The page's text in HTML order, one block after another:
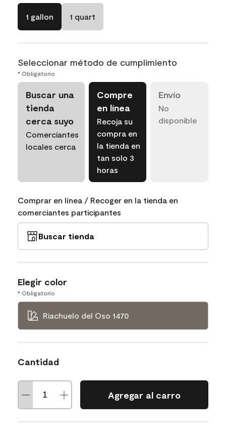
1 gallon 1 quart
Seleccionar método de cumplimiento
* Obligatorio
Buscar una
tienda
cerca suyo
Comerciantes
locales cerca
Compre
en línea
Recoja su
compra en
la tienda en
tan solo 3
horas
Envío
No
disponible
Comprar en línea / Recoger en la tienda en
comerciantes participantes
Buscar tienda
Elegir color
* Obligatorio
Riachuelo del Oso 1470
Cantidad
Agregar al carro